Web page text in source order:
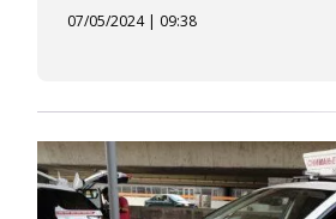
07/05/2024 | 09:38